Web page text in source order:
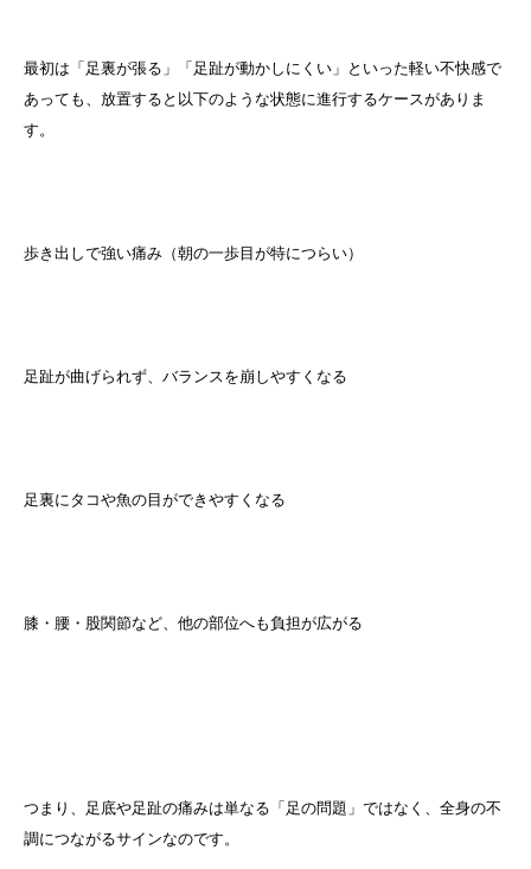
最初は「足裏が張る」「足趾が動かしにくい」といった軽い不快感で
あっても、放置すると以下のような状態に進行するケースがありま
す。
歩き出しで強い痛み（朝の一歩目が特につらい）
足趾が曲げられず、バランスを崩しやすくなる
足裏にタコや魚の目ができやすくなる
膝・腰・股関節など、他の部位へも負担が広がる
つまり、足底や足趾の痛みは単なる「足の問題」ではなく、全身の不
調につながるサインなのです。